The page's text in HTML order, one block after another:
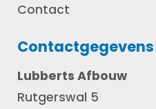
Contact
Contactgegevens
Lubberts Afbouw
Rutgerswal 5